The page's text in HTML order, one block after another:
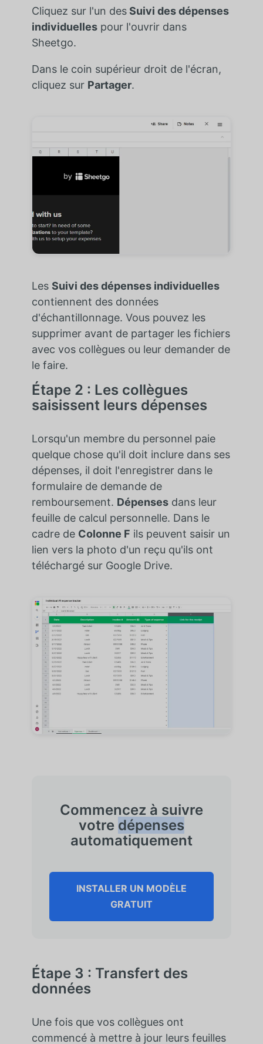
Cliquez sur l'un desSuivi des dépenses
individuellespour l'ouvrir dans
Sheetgo.
Dans le coin supérieur droit de l'écran,
cliquez sur Partager.
Les Suivi des dépenses individuelles
contiennent des données
d'échantillonnage. Vous pouvez les
supprimer avant de partager les fichiers
avec vos collègues ou leur demander de
le faire.
Étape 2 : Les collègues
saisissent leurs dépenses
Lorsqu'un membre du personnel paie
quelque chose qu'il doit inclure dans ses
dépenses, il doit l'enregistrer dans le
formulaire de demande de
remboursement. Dépensesdans leur
feuille de calcul personnelle. Dans le
cadre de Colonne F ils peuvent saisir un
lien vers la photo d'un reçu qu'ils ont
téléchargé sur Google Drive.
Commencez à suivre
votre dépenses
automatiquement
INSTALLER UN MODÈLE
GRATUIT
Étape 3 : Transfert des
données
Une fois que vos collègues ont
commencé à mettre à jour leurs feuilles